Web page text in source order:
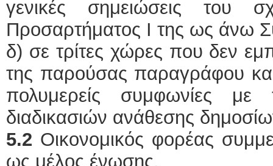
γενικές σημειώσεις του
Προσαρτήματος I της ως άνω
δ) σε τρίτες χώρες που δεν
της παρούσας παραγράφου
πολυμερείς συμφωνίες
διαδικασιών ανάθεσης
5.2 Οικονομικός φορέας
ως μέλος ένωσης.